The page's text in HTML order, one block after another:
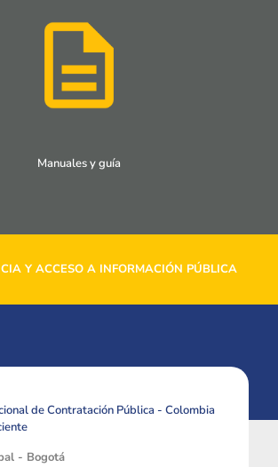
Manuales y guía
Y ACCESO A INFORMACIÓN PÚBLICA
de Contratación Pública - Colombia
- Bogotá